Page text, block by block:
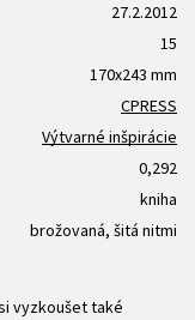
27.2.2012
15
170x243 mm
CPRESS
Výtvarné inšpirácie
0,292
kniha
brožovaná, šitá nitmi
vyzkoušet také